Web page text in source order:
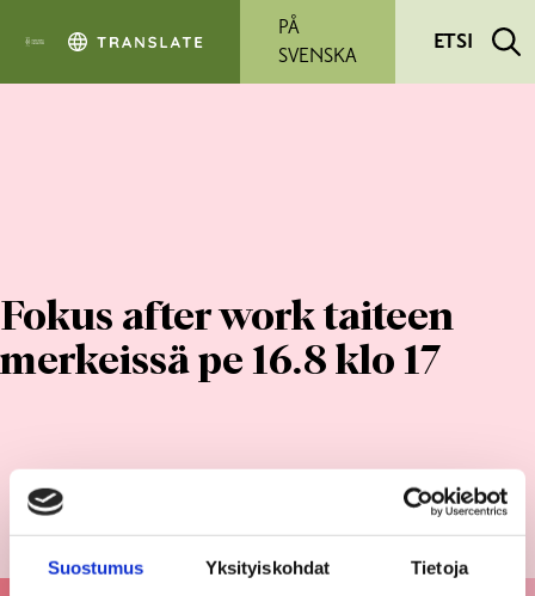
Suostumus Yksityiskohdat Tietoja
PÅ
SVENSKA
ETSI
Fokus after work taiteen
merkeissä pe 16.8 klo 17